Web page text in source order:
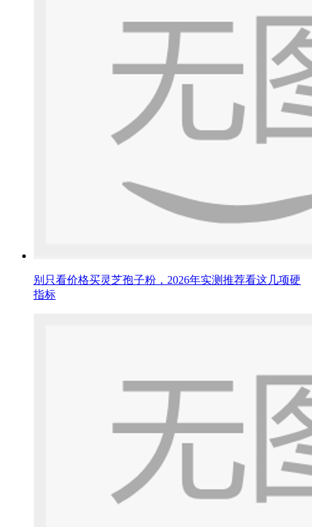
别只看价格买灵芝孢子粉，2026年实测推荐看这几项硬
指标